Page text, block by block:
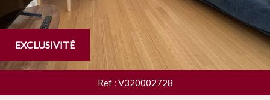
EXCLUSIVITÉ
Ref : V320002728